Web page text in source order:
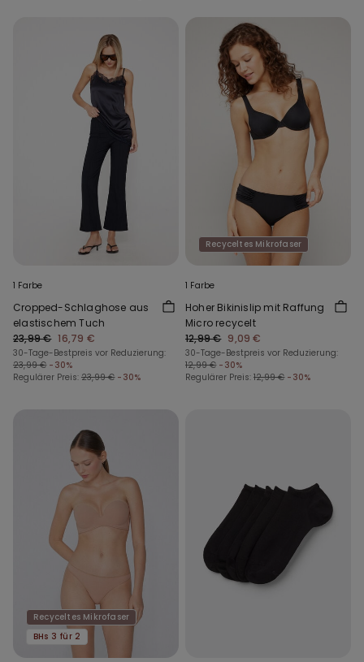
1 Farbe
Cropped-Schlaghose aus
elastischem Tuch
23,99 € 16,79 €
30-Tage-Bestpreis vor Reduzierung:
23,99 € -30%
Regulärer Preis: 23,99 € -30%
Recyceltes Mikrofaser
1 Farbe
Hoher Bikinislip mit Raffung
Micro recycelt
12,99 € 9,09 €
30-Tage-Bestpreis vor Reduzierung:
12,99 € -30%
Regulärer Preis: 12,99 € -30%
Recyceltes Mikrofaser
BHs 3 für 2